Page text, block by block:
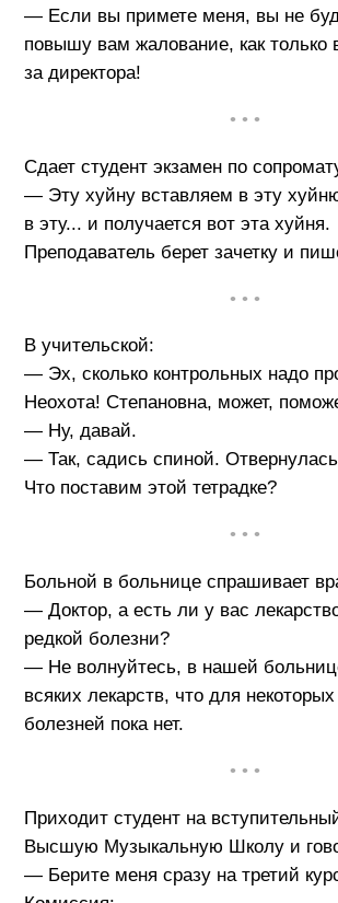
— Если вы примете меня, вы не
повышу вам жалование, как только
за директора!
• • •
Сдает студент экзамен по
— Эту хуйну вставляем в эту
в эту... и получается вот эта хуйня.
Преподаватель берет зачетку и
• • •
В учительской:
— Эх, сколько контрольных надо
Неохота! Степановна, может,
— Ну, давай.
— Так, садись спиной.
Что поставим этой тетрадке?
• • •
Больной в больнице спрашивает
— Доктор, а есть ли у вас
редкой болезни?
— Не волнуйтесь, в нашей
всяких лекарств, что для
болезней пока нет.
• • •
Приходит студент на
Высшую Музыкальную Школу и
— Берите меня сразу на третий